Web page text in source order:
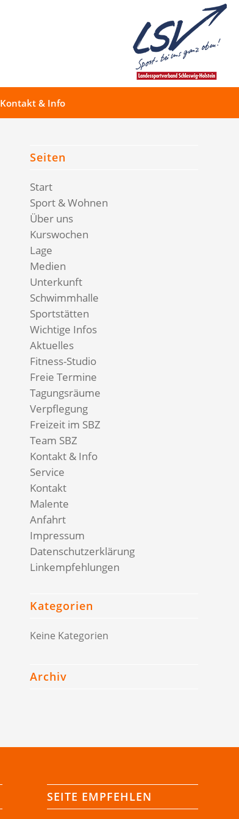
Kontakt & Info
Seiten
Start
Sport & Wohnen
Über uns
Kurswochen
Lage
Medien
Unterkunft
Schwimmhalle
Sportstätten
Wichtige Infos
Aktuelles
Fitness-Studio
Freie Termine
Tagungsräume
Verpflegung
Freizeit im SBZ
Team SBZ
Kontakt & Info
Service
Kontakt
Malente
Anfahrt
Impressum
Datenschutzerklärung
Linkempfehlungen
Kategorien
Keine Kategorien
Archiv
SEITE EMPFEHLEN